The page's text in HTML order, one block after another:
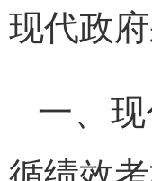
现代政
一、